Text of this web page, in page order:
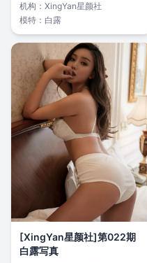
机构： XingYan星颜社
模特： 白露
[XingYan星颜社]第022期
白露写真